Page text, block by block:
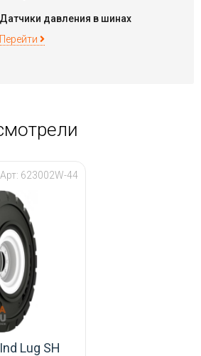
Датчики давления в шинах
Перейти
Арт: 623002W-44
Lug SH